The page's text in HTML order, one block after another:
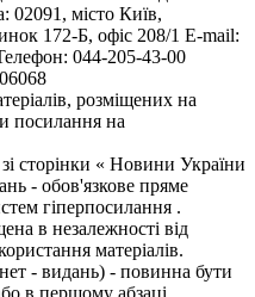
02091, місто Київ,
172-Б, офіс 208/1 E-mail:
044-205-43-00
розміщених на
посилання на
сторінки « Новини України
- обов'язкове пряме
гіперпосилання .
в незалежності від
матеріалів.
- видань) - повинна бути